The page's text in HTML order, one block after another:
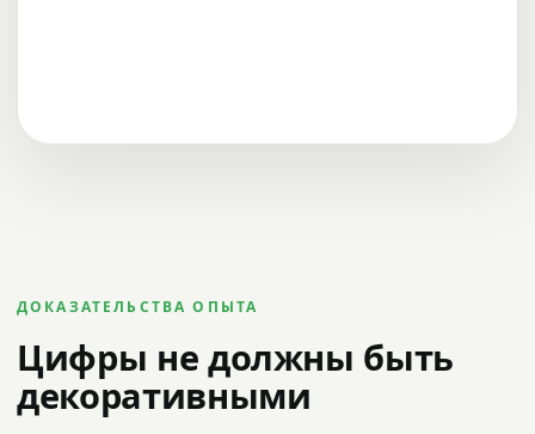
ДОКАЗАТЕЛЬСТВА ОПЫТА
Цифры не должны быть
декоративными